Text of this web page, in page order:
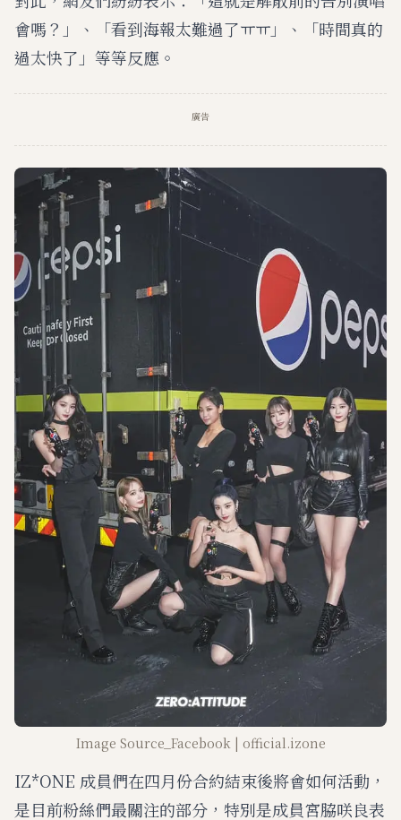
會嗎？」、「看到海報太難過了ㅠㅠ」、「時間真的
過太快了」等等反應。
廣告
Image Source_Facebook | official.izone
IZ*ONE 成員們在四月份合約結束後將會如何活動，
是目前粉絲們最關注的部分，特別是成員宮脇咲良表